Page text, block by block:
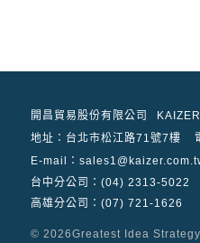
開昌貿易股份有限公司
地址： 台北市松江路71號7樓
E-mail：
台中分公司：(04) 2313-5022
高雄分公司：(07) 721-1626
© 2026Greatest Idea